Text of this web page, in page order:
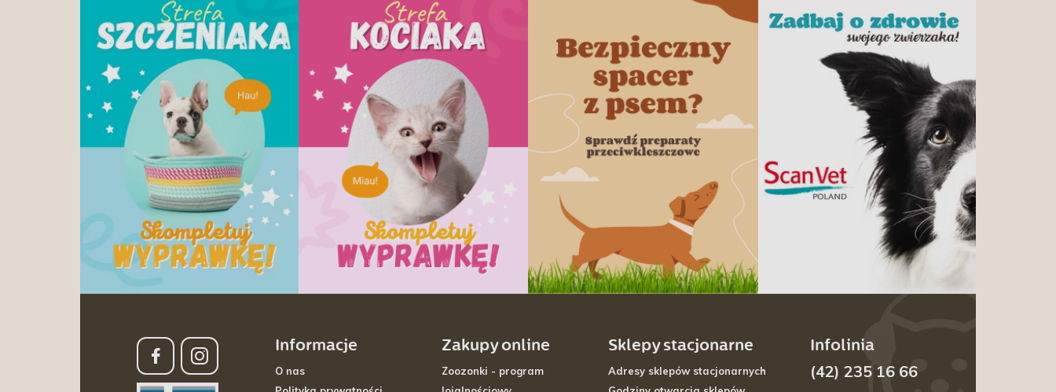
Informacje
O nas
Zakupy online
Zoozonki - program
Sklepy stacjonarne
Adresy sklepów stacjonarnych
Infolinia
(42) 235 16 66